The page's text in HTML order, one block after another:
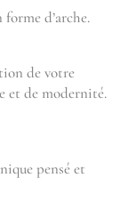
d’arche.
de votre
et de modernité.
pensé et